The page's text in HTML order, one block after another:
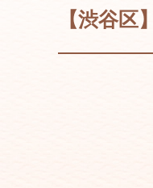
【渋谷